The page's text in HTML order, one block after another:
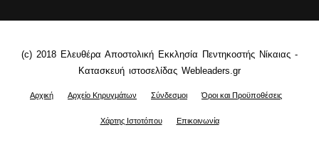
(c) 2018 Ελευθέρα Αποστολική Εκκλησία Πεντηκοστής Νίκαιας -
Κατασκευή ιστοσελίδας Webleaders.gr
Αρχική Αρχείο Κηρυγμάτων Σύνδεσμοι Όροι και Προϋποθέσεις
Χάρτης Ιστοτόπου Επικοινωνία